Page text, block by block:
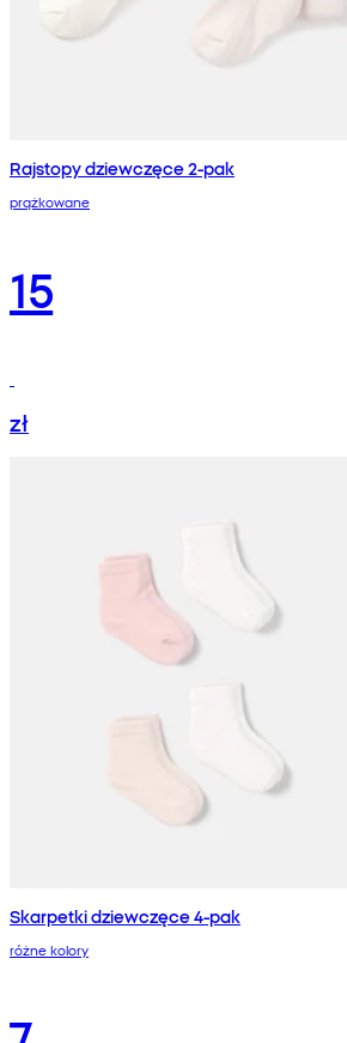
Rajstopy dziewczęce 2-pak
prążkowane
15
zł
Skarpetki dziewczęce 4-pak
różne kolory